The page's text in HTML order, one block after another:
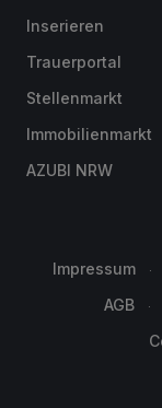
Inserieren
Trauerportal
Stellenmarkt
Immobilienmarkt
AZUBI NRW
Impressum
AGB